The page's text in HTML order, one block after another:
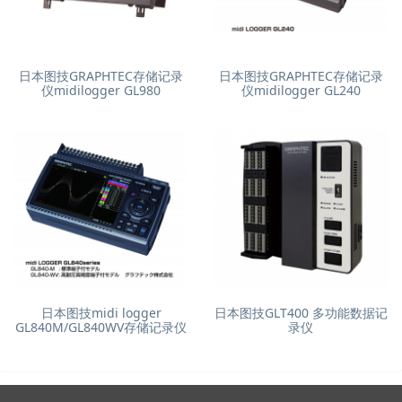
日本图技GRAPHTEC存储记录
仪midilogger GL980
日本图技GRAPHTEC存储记录
仪midilogger GL240
日本图技midi logger
GL840M/GL840WV存储记录仪
日本图技GLT400 多功能数据记
录仪